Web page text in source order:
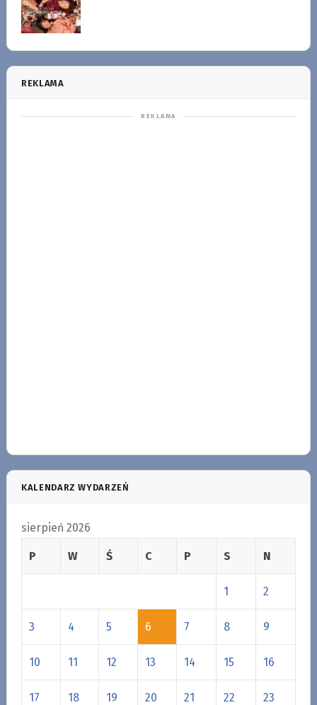
REKLAMA
KALENDARZ WYDARZEŃ
sierpień 2026
P W Ś C P S N
1 2
3 4 5 6 7 8 9
10 11 12 13 14 15 16
17 18 19 20 21 22 23